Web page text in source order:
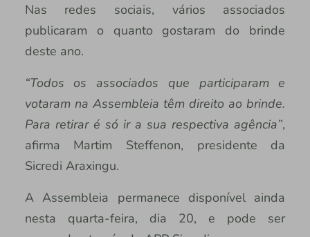
Nas redes sociais, vários associados
publicaram o quanto gostaram do brinde
deste ano.
“Todos os associados que participaram e
votaram na Assembleia têm direito ao brinde.
Para retirar é só ir a sua respectiva agência”,
afirma Martim Steffenon, presidente da
Sicredi Araxingu.
A Assembleia permanece disponível ainda
nesta quarta-feira, dia 20, e pode ser